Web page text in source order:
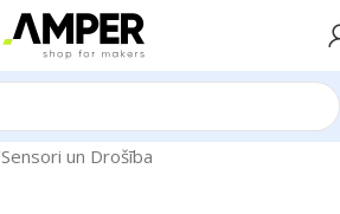
Sensori un Drošība